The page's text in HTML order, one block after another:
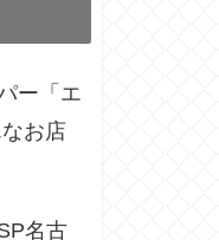
ー「エ
お店
名古